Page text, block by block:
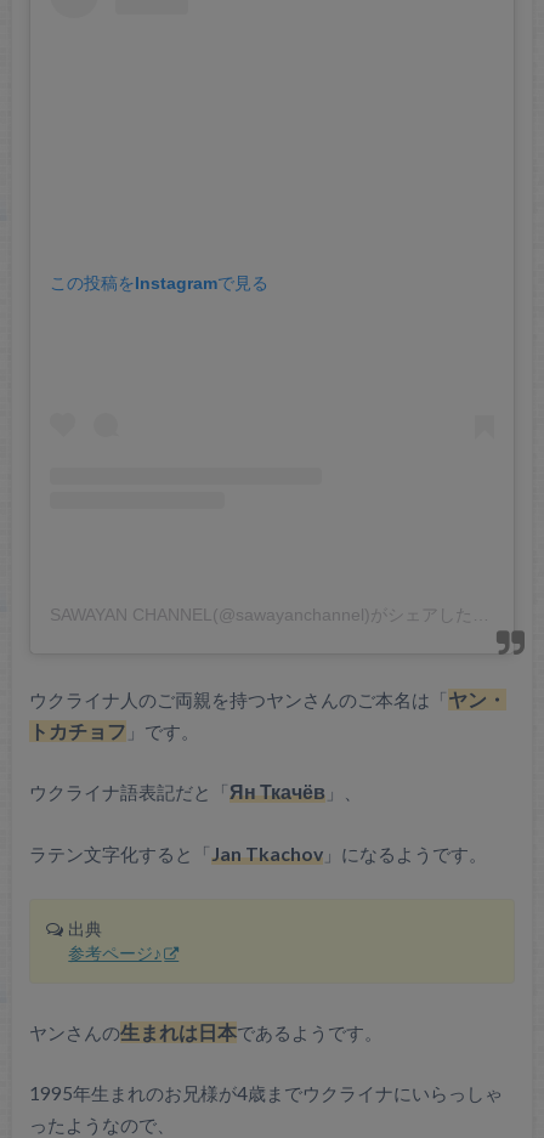
この投稿をInstagramで見る
SAWAYAN CHANNEL(@sawayanchannel)がシェアした投稿
ウクライナ人のご両親を持つヤンさんのご本名は「ヤン・
トカチョフ 」です。
ウクライナ語表記だと「Ян Ткачёв」、
ラテン文字化すると「Jan Tkachov」になるようです。
出典
参考ページ♪
ヤンさんの生まれは日本であるようです。
1995年生まれのお兄様が4歳までウクライナにいらっしゃ
ったようなので、